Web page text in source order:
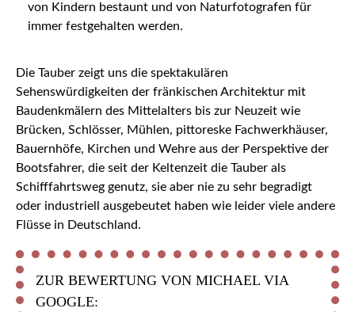
von Kindern bestaunt und von Naturfotografen für
immer festgehalten werden.
Die Tauber zeigt uns die spektakulären
Sehenswürdigkeiten der fränkischen Architektur mit
Baudenkmälern des Mittelalters bis zur Neuzeit wie
Brücken, Schlösser, Mühlen, pittoreske Fachwerkhäuser,
Bauernhöfe, Kirchen und Wehre aus der Perspektive der
Bootsfahrer, die seit der Keltenzeit die Tauber als
Schifffahrtsweg genutz, sie aber nie zu sehr begradigt
oder industriell ausgebeutet haben wie leider viele andere
Flüsse in Deutschland.
ZUR BEWERTUNG VON MICHAEL VIA
GOOGLE: